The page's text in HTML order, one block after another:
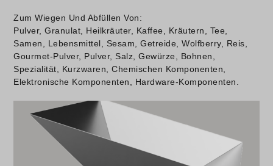
Zum Wiegen Und Abfüllen Von:
Pulver, Granulat, Heilkräuter, Kaffee, Kräutern, Tee,
Samen, Lebensmittel, Sesam, Getreide, Wolfberry, Reis,
Gourmet-Pulver, Pulver, Salz, Gewürze, Bohnen,
Spezialität, Kurzwaren, Chemischen Komponenten,
Elektronische Komponenten, Hardware-Komponenten.